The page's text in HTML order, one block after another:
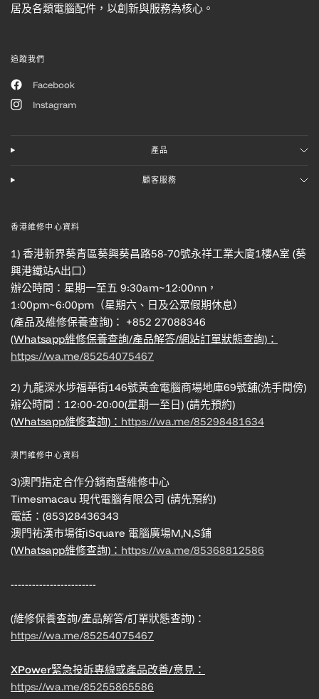
居及各類電腦配件，以創新與服務為核心。
追蹤我們
Facebook
Instagram
產品
顧客服務
香港維修中心資料
1) 香港新界葵青區葵興葵昌路58-70號永祥工業大廈1樓A室 (葵
興港鐵站A出口）
辦公時間：星期一至五 9:30am~12:00nn，
1:00pm~6:00pm（星期六、日及公眾假期休息）
(產品及維修保養查詢)： +852 27088346
(Whatsapp維修保養查詢/產品解答/網站訂單狀態查詢)：
https://wa.me/85254075467
2) 九龍深水埗福華街146號黃金電腦商場地庫69號舖(洗手間傍)
辦公時間：12:00-20:00(星期一至日) (請先預約)
(Whatsapp維修查詢)： https://wa.me/85298481634
澳門維修中心資料
3)澳門指定合作分銷商暨維修中心
Timesmacau 現代電腦有限公司 (請先預約)
電話：(853)28436343
澳門祐漢市場街iSquare 電腦廣場M,N,S鋪
(Whatsapp維修查詢)： https://wa.me/85368812586
------------------------
(維修保養查詢/產品解答/訂單狀態查詢)：
https://wa.me/85254075467
XPower緊急投訴專線或產品改善/意見：
https://wa.me/85255865586